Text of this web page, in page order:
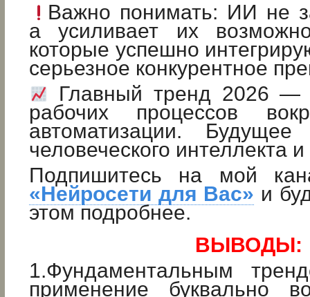
Важно понимать: ИИ не
а усиливает их
которые успешно
серьезное конкурентное
Главный тренд 2026 —
рабочих процессов
автоматизации.
человеческого интеллекта
Подпишитесь на мой
«Нейросети для Вас» и
этом подробнее.
ВЫВОДЫ:
1.Фундаментальным
применение буквально